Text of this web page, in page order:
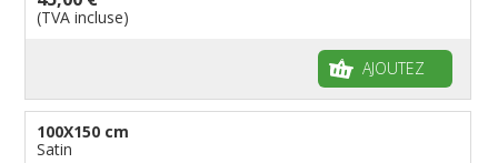
(TVA incluse)
AJOUTEZ
100X150 cm
Satin